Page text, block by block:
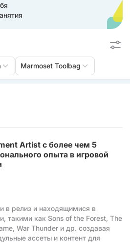
Marmoset Toolbag
Artist с более чем 5
опыта в игровой
в релиз и находящимися в
такими как Sons of the Forest, The
War Thunder и др. создавая
ассеты и контент для